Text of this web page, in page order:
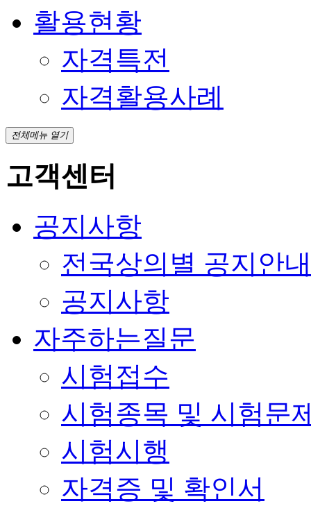
활용현황
자격특전
자격활용사례
전체메뉴 열기
고객센터
공지사항
전국상의별 공지안내
공지사항
자주하는질문
시험접수
시험종목 및 시험문
시험시행
자격증 및 확인서